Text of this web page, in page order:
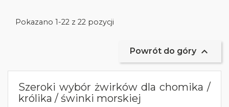
Pokazano 1-22 z 22 pozycji
Powrót do góry 
Szeroki wybór żwirków dla chomika /
królika / świnki morskiej